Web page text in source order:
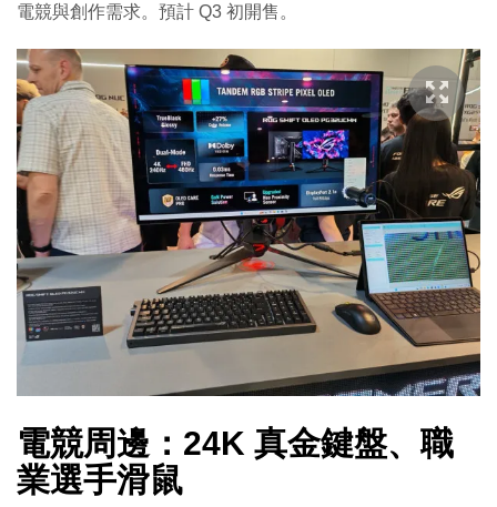
電競與創作需求。預計 Q3 初開售。
電競周邊：24K 真金鍵盤、職
業選手滑鼠